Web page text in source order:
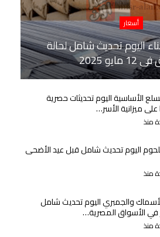
أسعار
اليوم تحديث شامل لحالة
2025
الأساسية اليوم تحديثات حصرية
على ميزانية الأسر…
منذ
اليوم تحديث شامل قبل عيد الأضحى
منذ
والجمبري اليوم تحديث شامل
في الأسواق المصرية…
منذ